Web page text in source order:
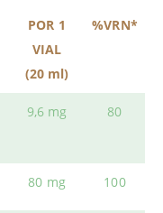
POR 1
VIAL
(20 ml)
%VRN*
9,6 mg 80
80 mg 100